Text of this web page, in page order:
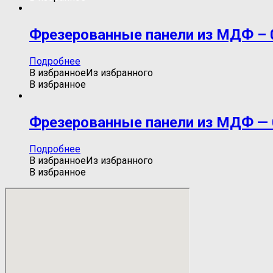
Фрезерованные панели из МДФ –
Подробнее
В избранноеИз избранного
В избранное
Фрезерованные панели из МДФ —
Подробнее
В избранноеИз избранного
В избранное